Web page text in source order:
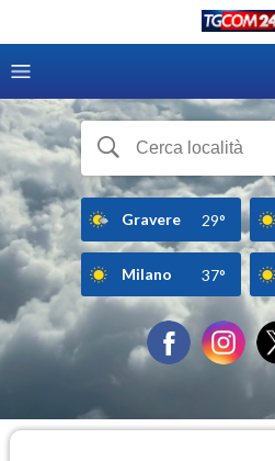
Gravere 29°
Milano 37°